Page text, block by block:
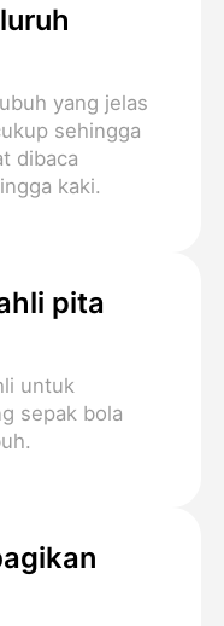
yang jelas
sehingga
dibaca
kaki.
pita
untuk
sepak bola